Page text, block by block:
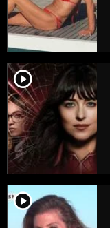
player2
player2